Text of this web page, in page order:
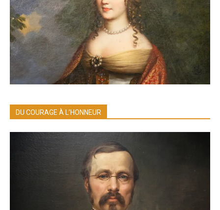
DU COURAGE À L’HONNEUR